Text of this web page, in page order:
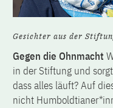
Gesichter aus der
Gegen die Ohnmacht
in der Stiftung und
dass alles läuft? Auf
nicht